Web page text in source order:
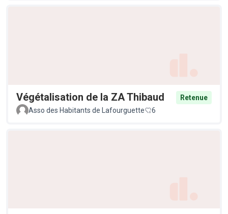
Végétalisation de la ZA Thibaud
Retenue
Asso des Habitants de Lafourguette
6